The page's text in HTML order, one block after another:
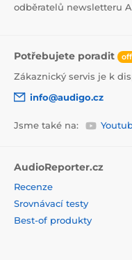
odběratelů newsletteru
Potřebujete poradit
Zákaznický servis je k
info@audigo.cz
Jsme také na:
AudioReporter.cz
Recenze
Srovnávací testy
Best-of produkty